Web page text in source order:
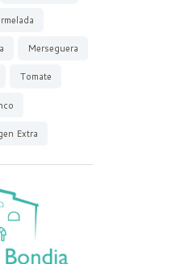
Merseguera
Tomate
Extra